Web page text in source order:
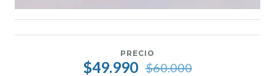
PRECIO
$49.990 $60.000